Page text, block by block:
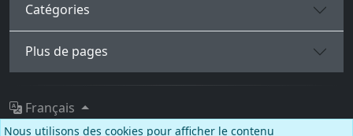
Catégories
Plus de pages
Français
Nous utilisons des cookies pour afficher le contenu